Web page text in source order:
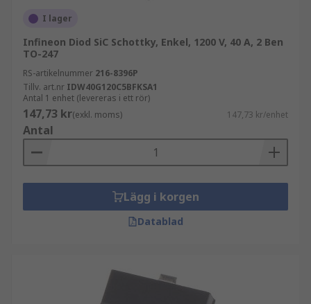
I lager
Infineon Diod SiC Schottky, Enkel, 1200 V, 40 A, 2 Ben
TO-247
RS-artikelnummer 216-8396P
Tillv. art.nr IDW40G120C5BFKSA1
Antal 1 enhet (levereras i ett rör)
147,73 kr(exkl. moms) 147,73 kr/enhet
Antal
Lägg i korgen
Datablad